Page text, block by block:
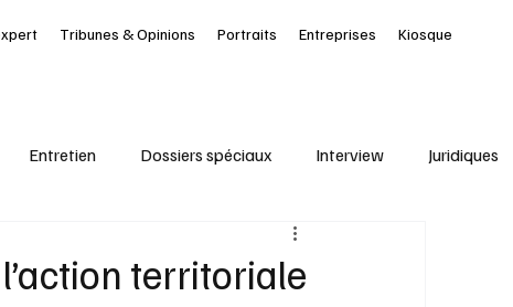
Tribunes & Opinions Portraits Entreprises Kiosque
Entretien Dossiers spéciaux Interview Juridiques
Kiosque
territoriale